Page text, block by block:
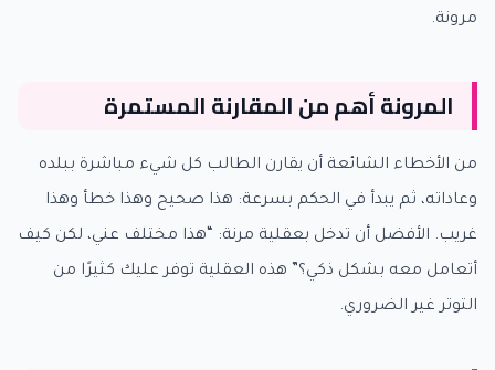
مرونة.
المرونة أهم من المقارنة المستمرة
من الأخطاء الشائعة أن يقارن الطالب كل شيء مباشرة ببلده
وعاداته، ثم يبدأ في الحكم بسرعة: هذا صحيح وهذا خطأ وهذا
غريب. الأفضل أن تدخل بعقلية مرنة: “هذا مختلف عني، لكن كيف
أتعامل معه بشكل ذكي؟” هذه العقلية توفر عليك كثيرًا من
التوتر غير الضروري.